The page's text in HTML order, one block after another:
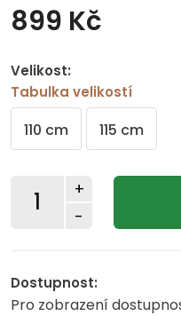
899 Kč
Velikost:
Tabulka velikostí
110 cm 115 cm
-
+
Dostupnost:
Pro zobrazení